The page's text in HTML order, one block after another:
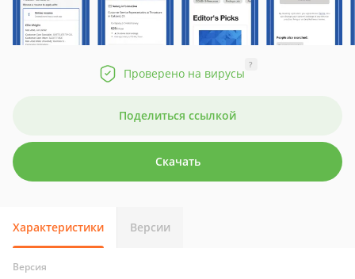
Проверено на вирусы
?
Поделиться ссылкой
Скачать
Характеристики Версии
Версия